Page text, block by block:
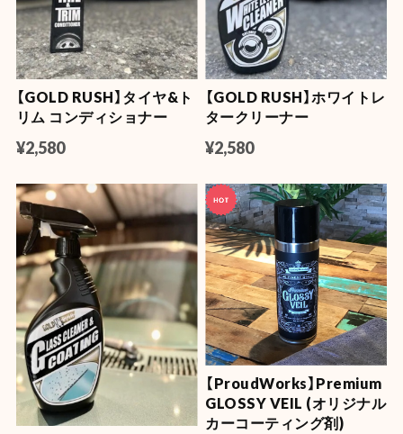
【GOLD RUSH】タイヤ&ト
リム コンディショナー
¥2,580
【GOLD RUSH】ホワイトレ
タークリーナー
¥2,580
【ProudWorks】Premium
GLOSSY VEIL (オリジナル
カーコーティング剤)